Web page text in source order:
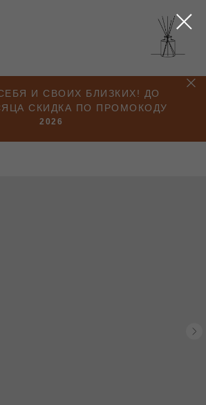
И СВОИХ БЛИЗКИХ! ДО
СКИДКА ПО ПРОМОКОДУ
2026